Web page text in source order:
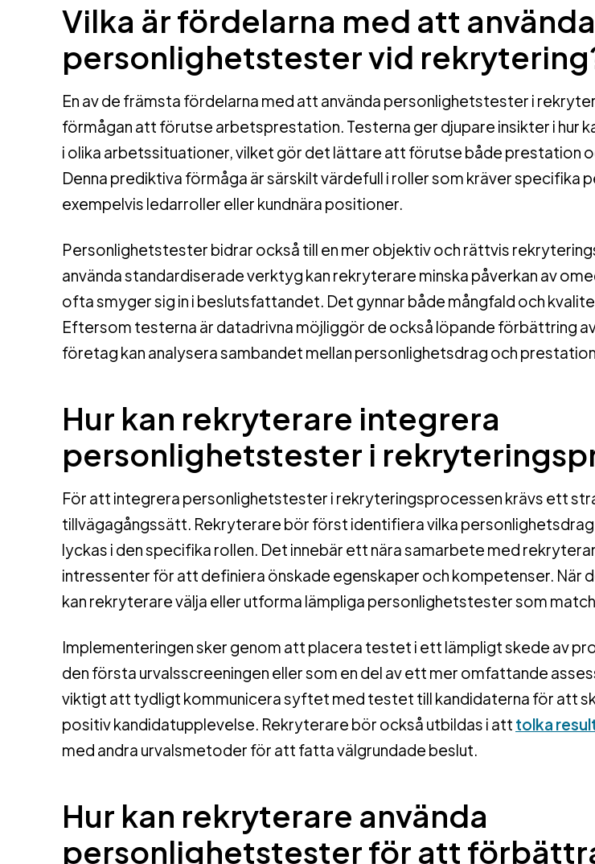
Vilka är fördelarna med att använda
personlighetstester vid
En av de främsta fördelarna med att använda personlighetstester i
förmågan att förutse arbetsprestation. Testerna ger djupare insikter i hur
i olika arbetssituationer, vilket gör det lättare att förutse både prestation
Denna prediktiva förmåga är särskilt värdefull i roller som kräver specifika
exempelvis ledarroller eller kundnära positioner.
Personlighetstester bidrar också till en mer objektiv och rättvis
använda standardiserade verktyg kan rekryterare minska påverkan av
ofta smyger sig in i beslutsfattandet. Det gynnar både mångfald och
Eftersom testerna är datadrivna möjliggör de också löpande förbättring
företag kan analysera sambandet mellan personlighetsdrag och
Hur kan rekryterare integrera
personlighetstester i
För att integrera personlighetstester i rekryteringsprocessen krävs ett
tillvägagångssätt. Rekryterare bör först identifiera vilka
lyckas i den specifika rollen. Det innebär ett nära samarbete med
intressenter för att definiera önskade egenskaper och kompetenser. När
kan rekryterare välja eller utforma lämpliga personlighetstester som
Implementeringen sker genom att placera testet i ett lämpligt skede av
den första urvalsscreeningen eller som en del av ett mer omfattande
viktigt att tydligt kommunicera syftet med testet till kandidaterna för att
positiv kandidatupplevelse. Rekryterare bör också utbildas i att tolka
med andra urvalsmetoder för att fatta välgrundade beslut.
Hur kan rekryterare använda
personlighetstester för att